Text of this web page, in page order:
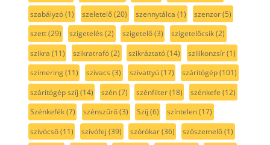
szabályzó(1) szeletelő(20) szennytálca (1) szenzor(5)
szett(29) szigetelés (2) szigetelő(3) szigetelőcsík(2)
szikra (11) szikratrafó(2) szikráztató(14) szilikonzsír(1)
szimering(11) szivacs (3) szivattyú(17) szárítógép(101)
szárítógép szíj (14) szén(7) szénfilter(18) szénkefe (12)
Szénkefék(7) szénszűrő(3) Szíj (6) színtelen(17)
szívócső(11) szívófej (39) szórókar(36) szöszemelő(1)